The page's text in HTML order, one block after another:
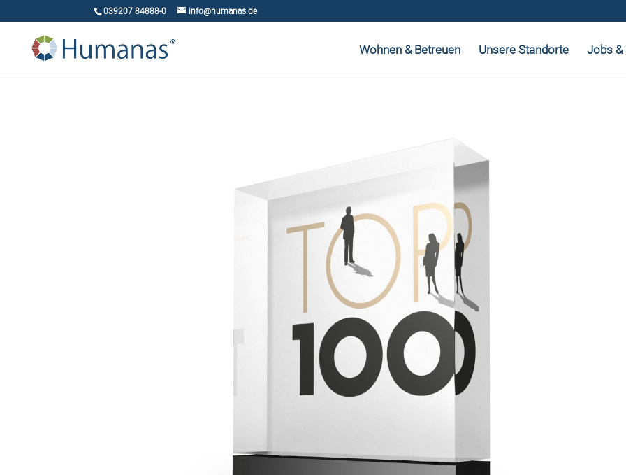
039207 84888-0 info@humanas.de
Wohnen & Betreuen Unsere Standorte Jobs &